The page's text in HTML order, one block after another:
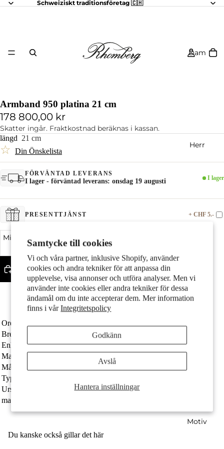
Samtycke till cookies
Vi och våra partner, inklusive Shopify, använder
cookies och andra tekniker för att anpassa din
upplevelse, visa annonser och utföra analyser. Men vi
använder inte cookies eller andra tekniker för dessa
ändamål om du inte accepterar dem. Mer information
finns i vårIntegritetspolicy
Hantera inställningar
Godkänn
Avslå
Schweiziskt traditionsföretag 🇨🇭
Dam
Herr
Motiv
Armband 950 platina 21 cm
178 800,00 kr
Skatter ingår. Fraktkostnad beräknas i kassan.
längd 21 cm
☆ Din Önskelista
FÖRVÄNTAD LEVERANS
I lager - förväntad leverans: onsdag 19 augusti I lager
PRESENTTJÄNST + CHF 5.-
Minska kvantitet
Öka kvantitet
Lägg till i varukorgen
Made in Germany
Platina är en ädelmetall med hög hårdhet och densitet
Fri frakt
Ordernummer
Bredd
10 mm
Enhet
Styck
Materialtjocklek
3 mm
Målgrupp
Män
Typ av smycken
Ursprung
Made in Germany
material
Du kanske också gillar det här